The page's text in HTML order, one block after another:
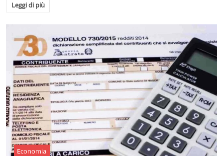
Leggi di più
Economia